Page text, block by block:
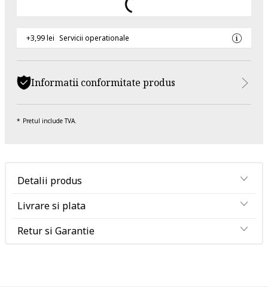
+3,99 lei Servicii operationale
Informatii conformitate produs
Pretul include TVA.
Detalii produs
Livrare si plata
Retur si Garantie